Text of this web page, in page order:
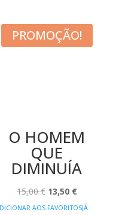
PROMOÇÃO!
O HOMEM
QUE
DIMINUÍA
15,00€ O
PREÇO
13,50 €O
PREÇO
AOS FAVORITOSJÁ